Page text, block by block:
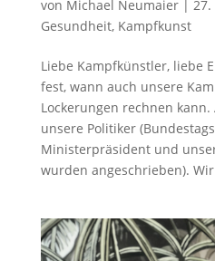
von Michael Neumaier|
Gesundheit, Kampfkunst
Liebe Kampfkünstler, liebe
fest, wann auch unsere
Lockerungen rechnen
unsere Politiker
Ministerpräsident und
wurden angeschrieben).